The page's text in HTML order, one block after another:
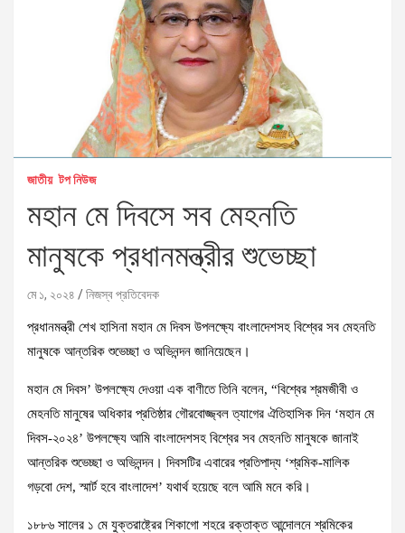
জাতীয় টপ নিউজ
মহান মে দিবসে সব মেহনতি
মানুষকে প্রধানমন্ত্রীর শুভেচ্ছা
মে ১, ২০২৪ নিজস্ব প্রতিবেদক
প্রধানমন্ত্রী শেখ হাসিনা মহান মে দিবস উপলক্ষ্যে বাংলাদেশসহ বিশ্বের সব মেহনতি
মানুষকে আন্তরিক শুভেচ্ছা ও অভিনন্দন জানিয়েছেন।
মহান মে দিবস’ উপলক্ষ্যে দেওয়া এক বাণীতে তিনি বলেন, “বিশ্বের শ্রমজীবী ও
মেহনতি মানুষের অধিকার প্রতিষ্ঠার গৌরবোজ্জ্বল ত্যাগের ঐতিহাসিক দিন ‘মহান মে
দিবস-২০২৪’ উপলক্ষ্যে আমি বাংলাদেশসহ বিশ্বের সব মেহনতি মানুষকে জানাই
আন্তরিক শুভেচ্ছা ও অভিনন্দন। দিবসটির এবারের প্রতিপাদ্য ‘শ্রমিক-মালিক
গড়বো দেশ, স্মার্ট হবে বাংলাদেশ’ যথার্থ হয়েছে বলে আমি মনে করি।
১৮৮৬ সালের ১ মে যুক্তরাষ্ট্রের শিকাগো শহরে রক্তাক্ত আন্দোলনে শ্রমিকের